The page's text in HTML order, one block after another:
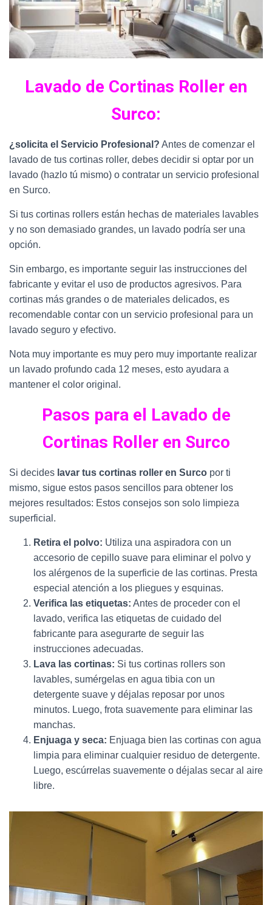
Lavado de Cortinas Roller en
Surco:
¿solicita el Servicio Profesional? Antes de comenzar el
lavado de tus cortinas roller, debes decidir si optar por un
lavado (hazlo tú mismo) o contratar un servicio profesional
en Surco.
Si tus cortinas rollers están hechas de materiales lavables
y no son demasiado grandes, un lavado podría ser una
opción.
Sin embargo, es importante seguir las instrucciones del
fabricante y evitar el uso de productos agresivos. Para
cortinas más grandes o de materiales delicados, es
recomendable contar con un servicio profesional para un
lavado seguro y efectivo.
Nota muy importante es muy pero muy importante realizar
un lavado profundo cada 12 meses, esto ayudara a
mantener el color original.
Pasos para el Lavado de
Cortinas Roller en Surco
Si decides lavar tus cortinas roller en Surco por ti
mismo, sigue estos pasos sencillos para obtener los
mejores resultados: Estos consejos son solo limpieza
superficial.
Retira el polvo: Utiliza una aspiradora con un
accesorio de cepillo suave para eliminar el polvo y
los alérgenos de la superficie de las cortinas. Presta
especial atención a los pliegues y esquinas.
Verifica las etiquetas: Antes de proceder con el
lavado, verifica las etiquetas de cuidado del
fabricante para asegurarte de seguir las
instrucciones adecuadas.
Lava las cortinas: Si tus cortinas rollers son
lavables, sumérgelas en agua tibia con un
detergente suave y déjalas reposar por unos
minutos. Luego, frota suavemente para eliminar las
manchas.
Enjuaga y seca: Enjuaga bien las cortinas con agua
limpia para eliminar cualquier residuo de detergente.
Luego, escúrrelas suavemente o déjalas secar al aire
libre.